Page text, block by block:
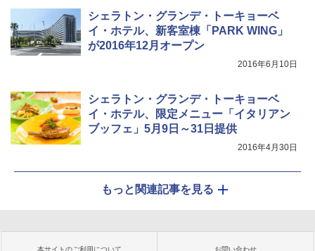
シェラトン・グランデ・トーキョーベ
イ・ホテル、新客室棟「PARK WING」
が2016年12月オープン
2016年6月10日
シェラトン・グランデ・トーキョーベ
イ・ホテル、限定メニュー「イタリアン
ブッフェ」5月9日～31日提供
2016年4月30日
もっと関連記事を見る
本サイトのご利用について お問い合わせ